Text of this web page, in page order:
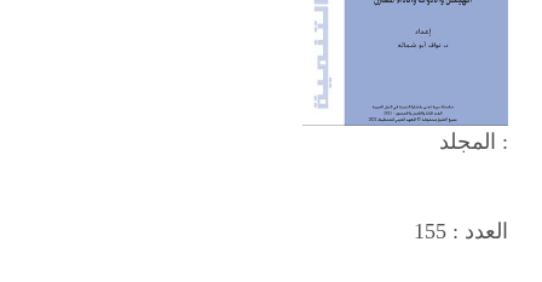
المجلد :
العدد :155